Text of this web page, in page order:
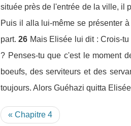
située près de l'entrée de la ville, il
Puis il alla lui-même se présenter
part. 26 Mais Elisée lui dit : Crois-
? Penses-tu que c'est le moment
boeufs, des serviteurs et des
toujours. Alors Guéhazi quitta
« Chapitre 4